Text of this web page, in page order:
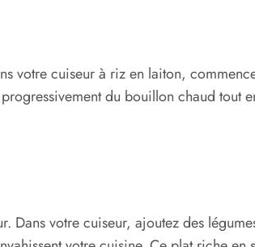
votre cuiseur à riz en laiton,
du bouillon chaud tout
Dans votre cuiseur, ajoutez des